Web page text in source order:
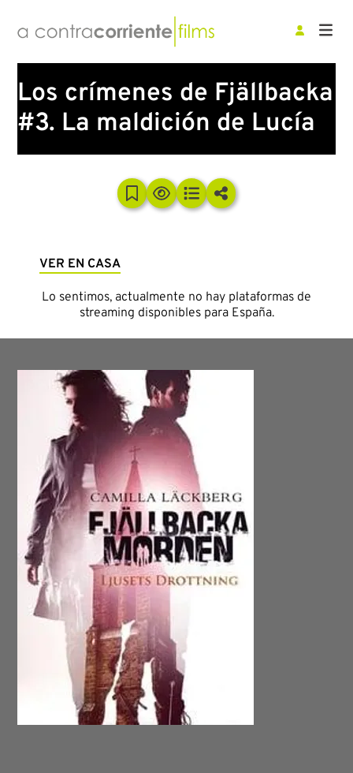
Los crímenes de Fjällbacka
#3. La maldición de Lucía
VER EN CASA
Lo sentimos, actualmente no hay plataformas de
streaming disponibles para España.